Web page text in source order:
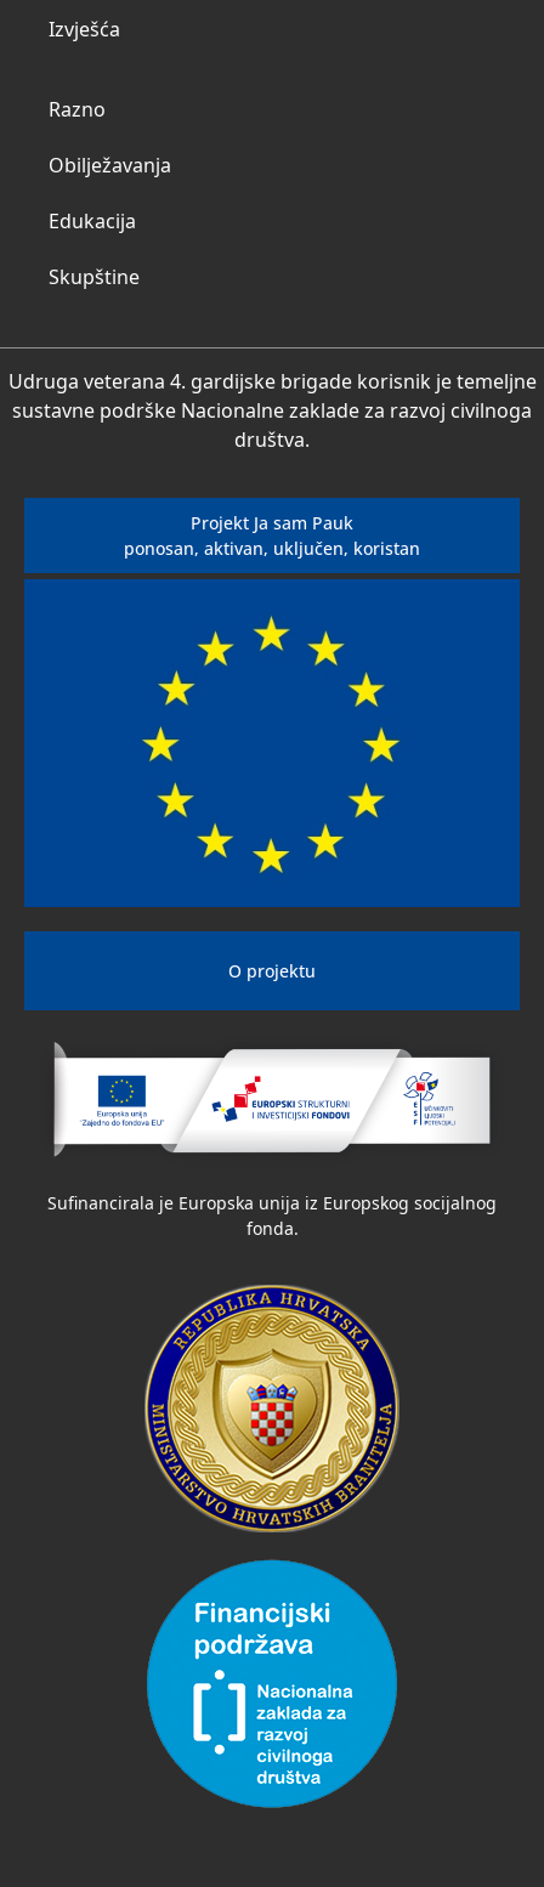
Izvješća
Razno
Obilježavanja
Edukacija
Skupštine
Udruga veterana 4. gardijske brigade korisnik je temeljne
sustavne podrške Nacionalne zaklade za razvoj civilnoga
društva.
Projekt Ja sam Pauk
ponosan, aktivan, uključen, koristan
O projektu
Sufinancirala je Europska unija iz Europskog socijalnog
fonda.